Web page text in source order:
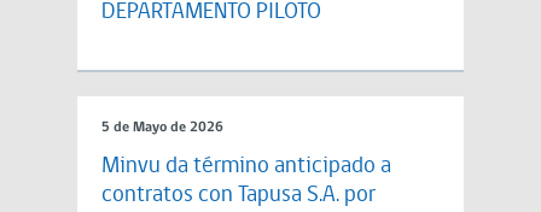
DEPARTAMENTO PILOTO
5 de Mayo de 2026
Minvu da término anticipado a
contratos con Tapusa S.A. por